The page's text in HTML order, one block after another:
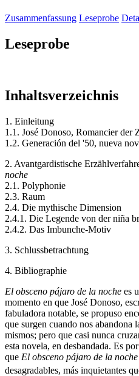
Zusammenfassung Leseprobe
Leseprobe
Inhaltsverzeichnis
1. Einleitung
1.1. José Donoso, Romancier der
1.2. Generación del '50, nueva
2. Avantgardistische
noche
2.1. Polyphonie
2.3. Raum
2.4. Die mythische Dimension
2.4.1. Die Legende von der niña
2.4.2. Das Imbunche-Motiv
3. Schlussbetrachtung
4. Bibliographie
El obsceno pájaro de la noche es
momento en que José Donoso,
fabuladora notable, se propuso
que surgen cuando nos abandona
mismos; pero que casi nunca
esta novela, en desbandada. Es
que El obsceno pájaro de la noche
desagradables, más inquietantes